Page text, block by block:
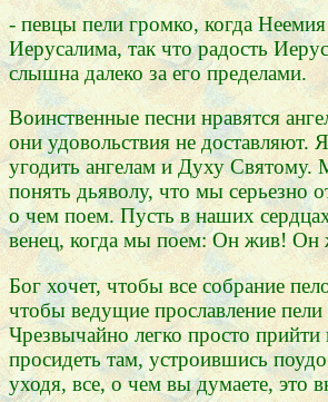
- певцы пели громко, когда
Иерусалима, так что радость
слышна далеко за его пределами.
Воинственные песни нравятся
они удовольствия не доставляют.
угодить ангелам и Духу
понять дьяволу, что мы серьезно
о чем поем. Пусть в наших
венец, когда мы поем: Он жив! Он
Бог хочет, чтобы все собрание
чтобы ведущие прославление пели
Чрезвычайно легко просто прийти
просидеть там, устроившись
уходя, все, о чем вы думаете, это